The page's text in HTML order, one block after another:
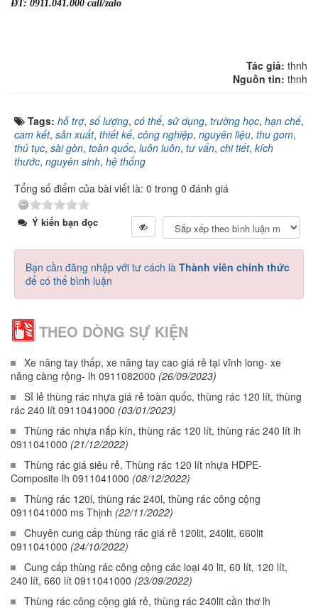
ĐT: 0911.041.000 call/zalo
Tác giả: thnh
Nguồn tin: thnh
Tags: hỗ trợ, số lượng, có thể, sử dụng, trường học, hạn chế,
cam kết, sản xuất, thiết kế, công nghiệp, nguyên liệu, thu gom,
thủ tục, sài gòn, toàn quốc, luôn luôn, tư vấn, chi tiết, kích
thước, nguyên sinh, hệ thống
Tổng số điểm của bài viết là: 0 trong 0 đánh giá
Ý kiến bạn đọc
Bạn cần đăng nhập với tư cách là Thành viên chính thức
để có thể bình luận
THEO DÒNG SỰ KIỆN
Xe nâng tay thấp, xe nâng tay cao giá rẻ tại vĩnh long- xe
nâng càng rộng- lh 0911082000 (26/09/2023)
Sỉ lẻ thùng rác nhựa giá rẻ toàn quốc, thùng rác 120 lít, thùng
rác 240 lít 0911041000 (03/01/2023)
Thùng rác nhựa nắp kín, thùng rác 120 lít, thùng rác 240 lít lh
0911041000 (21/12/2022)
Thùng rác giá siêu rẻ, Thùng rác 120 lít nhựa HDPE-
Composite lh 0911041000 (08/12/2022)
Thùng rác 120l, thùng rác 240l, thùng rác công cộng
0911041000 ms Thịnh (22/11/2022)
Chuyên cung cấp thùng rác giá rẻ 120lit, 240lit, 660lit
0911041000 (24/10/2022)
Cung cấp thùng rác công cộng các loại 40 lit, 60 lít, 120 lít,
240 lít, 660 lít 0911041000 (23/09/2022)
Thùng rác công cộng giá rẻ, thùng rác 240lit cần thơ lh